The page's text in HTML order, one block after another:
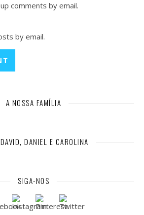
comments by email.
by email.
A NOSSA FAMÍLIA
DANIEL E CAROLINA
SIGA-NOS